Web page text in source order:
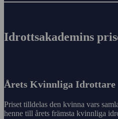
Idrottsakademins
Årets Kvinnliga Idrottare
Priset tilldelas den kvinna vars
henne till årets främsta kvinnliga